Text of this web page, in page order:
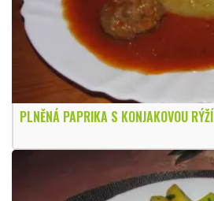
PLNĚNÁ PAPRIKA S KONJAKOVOU RÝŽÍ